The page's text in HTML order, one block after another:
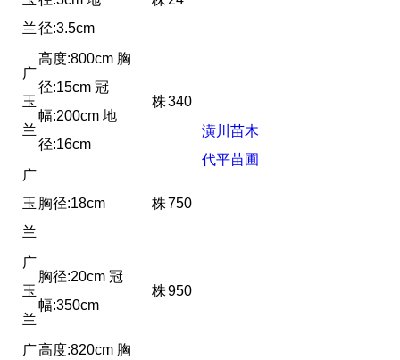
潢川苗木
代平苗圃
兰径:3.5cm
广
玉
兰
高度:800cm 胸
径:15cm 冠
幅:200cm 地
径:16cm
株340
广
玉
兰
胸径:18cm 株750
广
玉
兰
胸径:20cm 冠
幅:350cm
株950
广高度:820cm 胸